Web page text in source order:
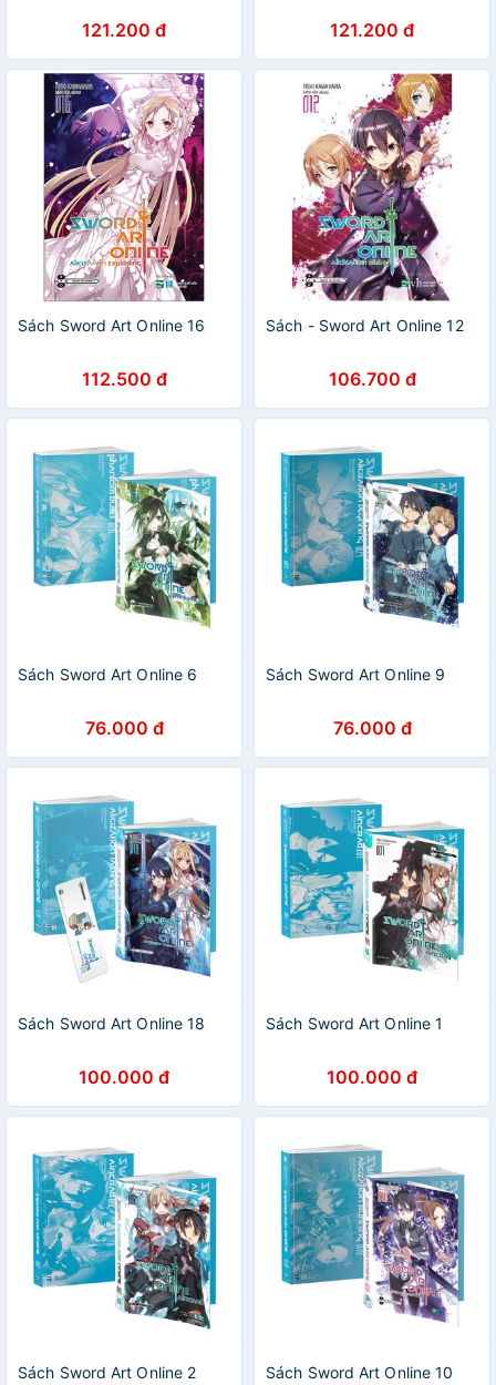
121.200 đ 121.200 đ
Sách Sword Art Online 16
112.500 đ
Sách - Sword Art Online 12
106.700 đ
Sách Sword Art Online 6
76.000 đ
Sách Sword Art Online 9
76.000 đ
Sách Sword Art Online 18
100.000 đ
Sách Sword Art Online 1
100.000 đ
Sách Sword Art Online 2 Sách Sword Art Online 10